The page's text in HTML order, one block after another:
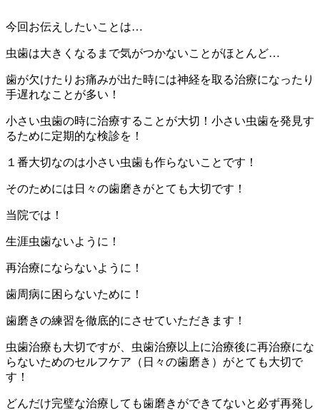
今回お伝えしたいことは…
虫歯は大きくなるまで気がつかないことがほとんど…
歯が欠けたりお痛みが出た時には神経を取る治療になったり
手遅れなことが多い！
小さい虫歯の時に治療することが大切！小さい虫歯を発見す
るために定期的な検診を！
１番大切なのは小さい虫歯も作らないことです！
そのためには日々の歯磨きがとても大切です！
当院では！
生涯虫歯ないように！
再治療にならないように！
歯周病に困らないために！
歯磨きの練習を徹底的にさせていただきます！
虫歯治療も大切ですが、虫歯治療以上に治療後に再治療にな
らないためのセルフケア（日々の歯磨き）がとても大切で
す！
どんだけ完璧な治療しても歯磨きができてないと必ず再発し